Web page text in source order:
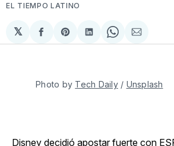
EL TIEMPO LATINO
𝕏
Compartir
en
Share
on
Compartir
en
Share
on
via
Photo by Tech Daily / Unsplash
Disney decidió apostar fuerte con